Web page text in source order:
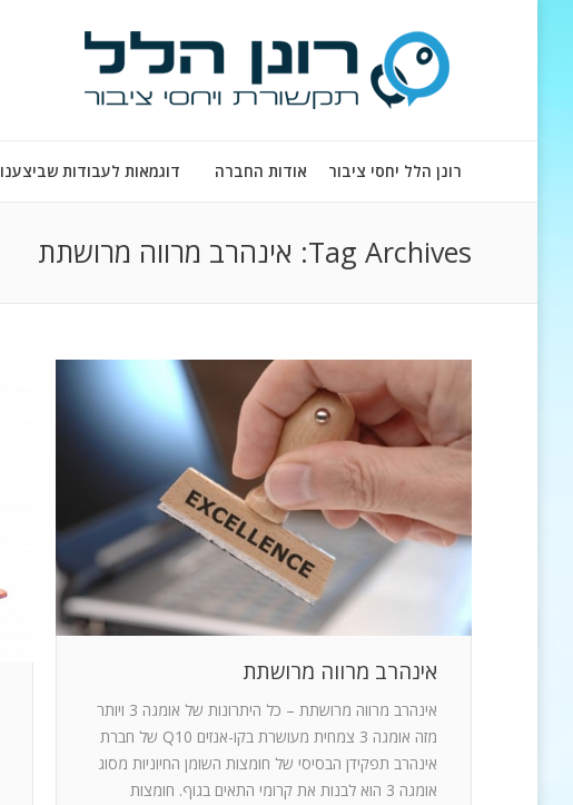
רונן הלל יחסי ציבור אודות החברה דוגמאות לעבודות שביצענו
Tag Archives: אינהרב מרווה מרושתת
אינהרב מרווה מרושתת
אינהרב מרווה מרושתת – כל היתרונות של אומגה 3 ויותר
מזה אומגה 3 צמחית מעושרת בקו-אנזים Q10 של חברת
אינהרב תפקידן הבסיסי של חומצות השומן החיוניות מסוג
אומגה 3 הוא לבנות את קרומי התאים בגוף. חומצות